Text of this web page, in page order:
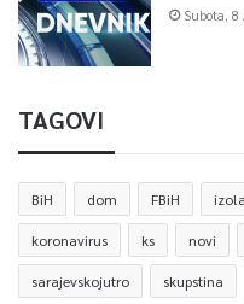
Subota,
TAGOVI
BiH dom FBiH
koronavirus ks novi
sarajevskojutro skupstina